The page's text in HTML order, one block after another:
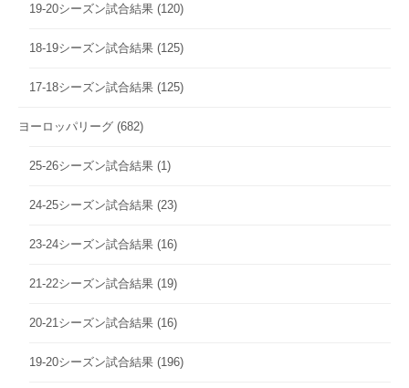
19-20シーズン試合結果 (120)
18-19シーズン試合結果 (125)
17-18シーズン試合結果 (125)
ヨーロッパリーグ (682)
25-26シーズン試合結果 (1)
24-25シーズン試合結果 (23)
23-24シーズン試合結果 (16)
21-22シーズン試合結果 (19)
20-21シーズン試合結果 (16)
19-20シーズン試合結果 (196)